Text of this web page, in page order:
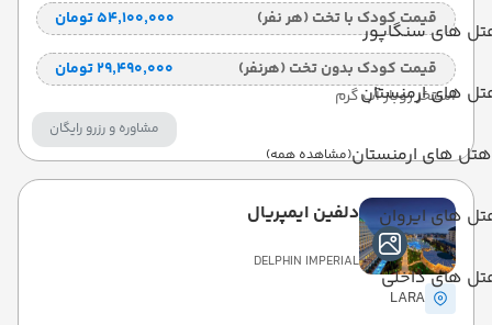
های سنگاپور
های ارمنستان
هتل های ارمنستان(مشاهده همه)
های ایروان
های داخلی
قیمت کودک با تخت (هر نفر) ۵۴٬۱۰۰٬۰۰۰ تومان
قیمت کودک بدون تخت (هرنفر)
۲۹٬۴۹۰٬۰۰۰ تومان
استخر روباز آب گرم
مشاوره و رزرو رایگان
دلفین ایمپریال
DELPHIN IMPERIAL
LARA